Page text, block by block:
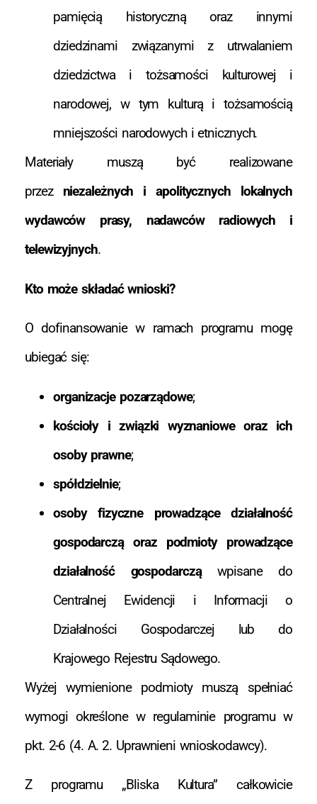
pamięcią historyczną oraz innymi
dziedzinami związanymi z utrwalaniem
dziedzictwa i tożsamości kulturowej i
narodowej, w tym kulturą i tożsamością
mniejszości narodowych i etnicznych.
Materiały muszą być realizowane
przez niezależnych i apolitycznych lokalnych
wydawców prasy, nadawców radiowych i
telewizyjnych.
Kto może składać wnioski?
O dofinansowanie w ramach programu mogę
ubiegać się:
organizacje pozarządowe;
kościoły i związki wyznaniowe oraz ich
osoby prawne;
spółdzielnie;
osoby fizyczne prowadzące działalność
gospodarczą oraz podmioty prowadzące
działalność gospodarcząwpisane do
Centralnej Ewidencji i Informacji o
Działalności Gospodarczej lub do
Krajowego Rejestru Sądowego.
Wyżej wymienione podmioty muszą spełniać
wymogi określone w regulaminie programu w
pkt. 2-6 (4. A. 2. Uprawnieni wnioskodawcy).
Z programu „Bliska Kultura” całkowicie